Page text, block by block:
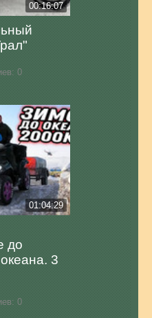
00:16:07
0
01:04:29
до
3
0